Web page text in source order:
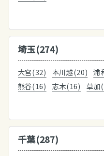
埼玉(274)
大宮(32) 本川越(20) 浦
熊谷(16)
志木(16)
草加
千葉(287)